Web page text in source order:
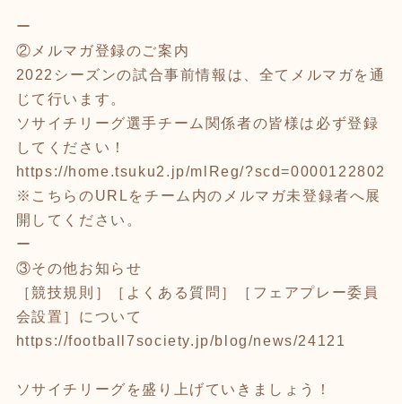
ー
②メルマガ登録のご案内
2022シーズンの試合事前情報は、全てメルマガを通
じて行います。
ソサイチリーグ選手チーム関係者の皆様は必ず登録
してください！
https://home.tsuku2.jp/mlReg/?scd=0000122802
※こちらのURLをチーム内のメルマガ未登録者へ展
開してください。
ー
③その他お知らせ
［競技規則］［よくある質問］［フェアプレー委員
会設置］について
https://football7society.jp/blog/news/24121
ソサイチリーグを盛り上げていきましょう！